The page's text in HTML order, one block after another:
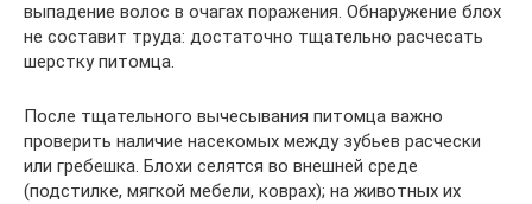
выпадение волос в очагах поражения. Обнаружение блох
не составит труда: достаточно тщательно расчесать
шерстку питомца.
После тщательного вычесывания питомца важно
проверить наличие насекомых между зубьев расчески
или гребешка. Блохи селятся во внешней среде
(подстилке, мягкой мебели, коврах); на животных их